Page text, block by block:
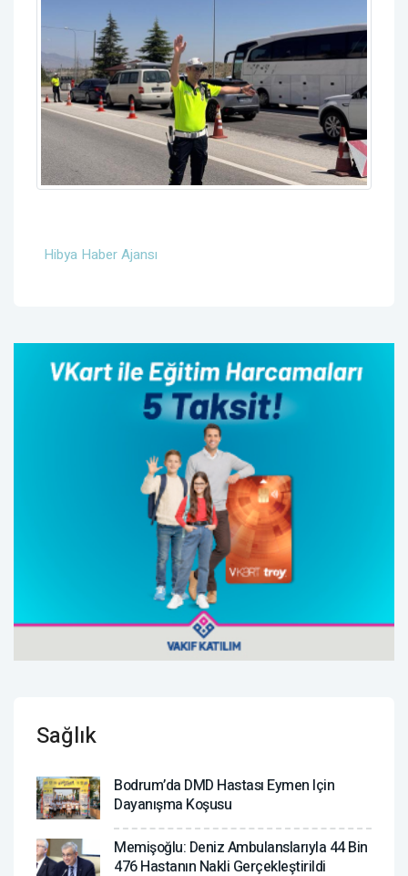
Hibya Haber Ajansı
Sağlık
Bodrum’da DMD Hastası Eymen Için
Dayanışma Koşusu
Memişoğlu: Deniz Ambulanslarıyla 44 Bin
476 Hastanın Nakli Gerçekleştirildi